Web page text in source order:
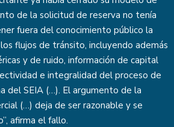
de la solicitud de reserva no tenía
fuera del conocimiento público la
flujos de tránsito, incluyendo además
y de ruido, información de capital
e integralidad del proceso de
del SEIA (…). El argumento de la
(…) deja de ser razonable y se
afirma el fallo.